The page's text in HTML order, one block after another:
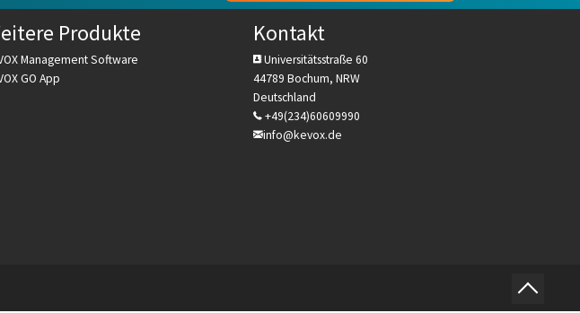
Produkte
Management Software
GO App
Kontakt
Universitätsstraße 60
44789 Bochum, NRW
Deutschland
+49(234)60609990
info@kevox.de